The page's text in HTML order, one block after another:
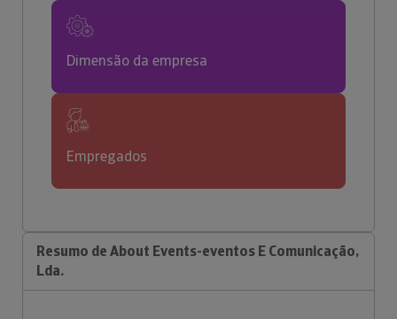
Dimensão da empresa
Empregados
Resumo de About Events-eventos E Comunicação,
Lda.